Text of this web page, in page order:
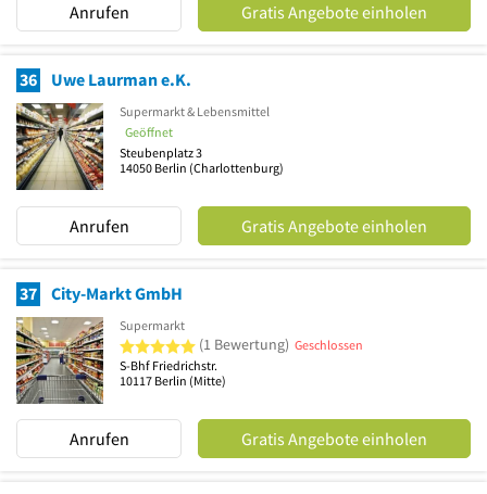
Anrufen Gratis Angebote einholen
36 Uwe Laurman e.K.
Supermarkt & Lebensmittel
Geöffnet
Steubenplatz 3
14050 Berlin (Charlottenburg)
Anrufen Gratis Angebote einholen
37 City-Markt GmbH
Supermarkt
5 von 5 Sternen
(1 Bewertung) Geschlossen
S-Bhf Friedrichstr.
10117 Berlin (Mitte)
Anrufen Gratis Angebote einholen